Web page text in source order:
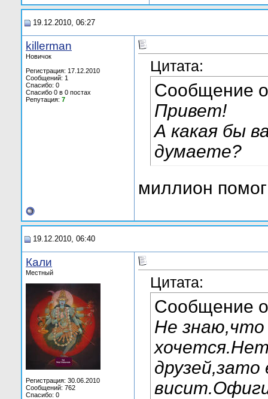
19.12.2010, 06:27
killerman
Новичок
Регистрация: 17.12.2010
Сообщений: 1
Спасибо: 0
Спасибо 0 в 0 постах
Репутация: 7
Цитата:
Сообщение
Привет!
А какая бы
думаете?
миллион
19.12.2010, 06:40
Кали
Местный
Регистрация: 30.06.2010
Сообщений: 762
Спасибо: 0
Цитата:
Сообщение
Не
друзей,зато